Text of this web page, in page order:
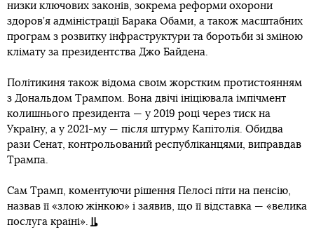
низки ключових законів, зокрема реформи охорони
здоров’я адміністрації Барака Обами, а також масштабних
програм з розвитку інфраструктури та боротьби зі зміною
клімату за президентства Джо Байдена.
Політикиня також відома своїм жорстким протистоянням
з Дональдом Трампом. Вона двічі ініціювала імпічмент
колишнього президента — у 2019 році через тиск на
Україну, а у 2021-му — після штурму Капітолія. Обидва
рази Сенат, контрольований республіканцями, виправдав
Трампа.
Сам Трамп, коментуючи рішення Пелосі піти на пенсію,
назвав її «злою жінкою» і заявив, що її відставка — «велика
послуга країні».